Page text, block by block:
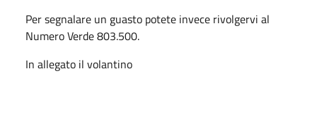
Per segnalare un guasto potete invece rivolgervi al
Numero Verde 803.500.
In allegato il volantino